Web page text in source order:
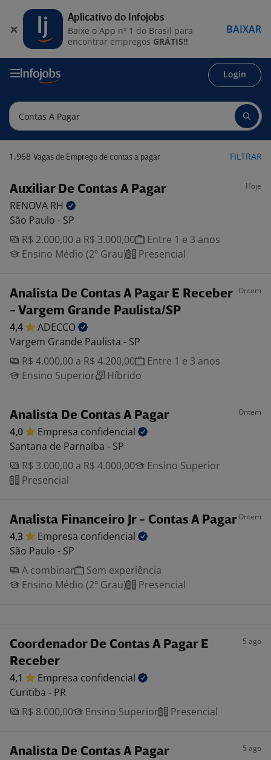
Login
1.968 Vagas de Emprego de contas a pagar FILTRAR
Auxiliar De Contas A Pagar Hoje
RENOVA RH
São Paulo - SP
R$ 2.000,00 a R$ 3.000,00
Entre 1 e 3 anos
Ensino Médio (2º Grau)
Presencial
Analista De Contas A Pagar E Receber
- Vargem Grande Paulista/SP
Ontem
4,4
ADECCO
Vargem Grande Paulista - SP
R$ 4.000,00 a R$ 4.200,00
Entre 1 e 3 anos
Ensino Superior
Híbrido
Analista De Contas A Pagar Ontem
4,0 Empresa confidencial
Santana de Parnaíba - SP
R$ 3.000,00 a R$ 4.000,00
Ensino Superior
Presencial
Analista Financeiro Jr - Contas A PagarOntem
4,3 Empresa confidencial
São Paulo - SP
A combinar
Sem experiência
Ensino Médio (2º Grau)
Presencial
Coordenador De Contas A Pagar E
Receber
5 ago
4,1 Empresa confidencial
Curitiba - PR
R$ 8.000,00
Ensino Superior Presencial
Analista De Contas A Pagar 5 ago
Aplicativo do Infojobs
Baixe o App nº 1 do Brasil para
encontrar empregos GRÁTIS!!
BAIXAR